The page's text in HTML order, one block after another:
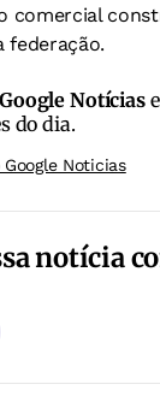
comercial
federação.
Google Notícias
do dia.
Google Noticias
notícia